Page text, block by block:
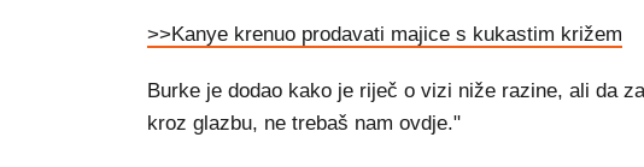
>>Kanye krenuo prodavati majice s kukastim križem
Burke je dodao kako je riječ o vizi niže razine, ali da
kroz glazbu, ne trebaš nam ovdje."